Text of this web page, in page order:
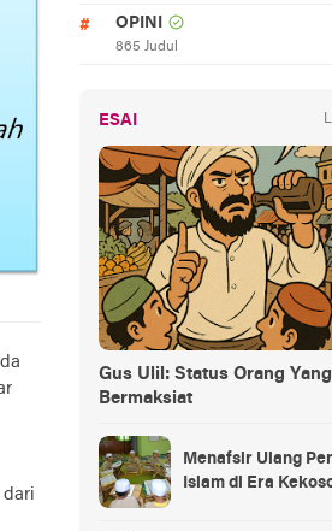
OPINI
865 Judul
ESAI
Gus Ulil: Status Orang Yang
Bermaksiat
Menafsir Ulang
Islam di Era